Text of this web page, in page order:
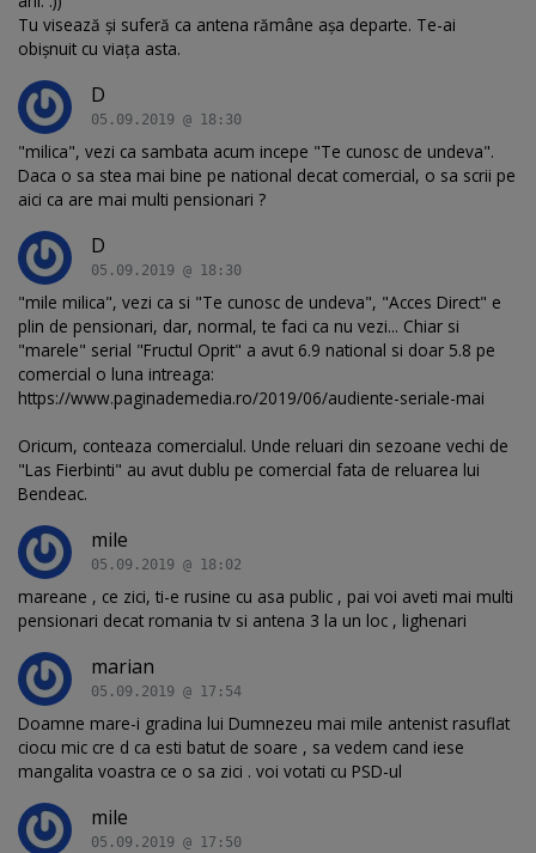
Tu visează și suferă ca antena rămâne așa departe. Te-ai
obișnuit cu viața asta.
D
05.09.2019 @ 18:30
"milica", vezi ca sambata acum incepe "Te cunosc de undeva".
Daca o sa stea mai bine pe national decat comercial, o sa scrii pe
aici ca are mai multi pensionari ?
D
05.09.2019 @ 18:30
"mile milica", vezi ca si "Te cunosc de undeva", "Acces Direct" e
plin de pensionari, dar, normal, te faci ca nu vezi... Chiar si
"marele" serial "Fructul Oprit" a avut 6.9 national si doar 5.8 pe
comercial o luna intreaga:
https://www.paginademedia.ro/2019/06/audiente-seriale-mai
Oricum, conteaza comercialul. Unde reluari din sezoane vechi de
"Las Fierbinti" au avut dublu pe comercial fata de reluarea lui
Bendeac.
mile
05.09.2019 @ 18:02
mareane , ce zici, ti-e rusine cu asa public , pai voi aveti mai multi
pensionari decat romania tv si antena 3 la un loc , lighenari
marian
05.09.2019 @ 17:54
Doamne mare-i gradina lui Dumnezeu mai mile antenist rasuflat
ciocu mic cre d ca esti batut de soare , sa vedem cand iese
mangalita voastra ce o sa zici . voi votati cu PSD-ul
mile
05.09.2019 @ 17:50